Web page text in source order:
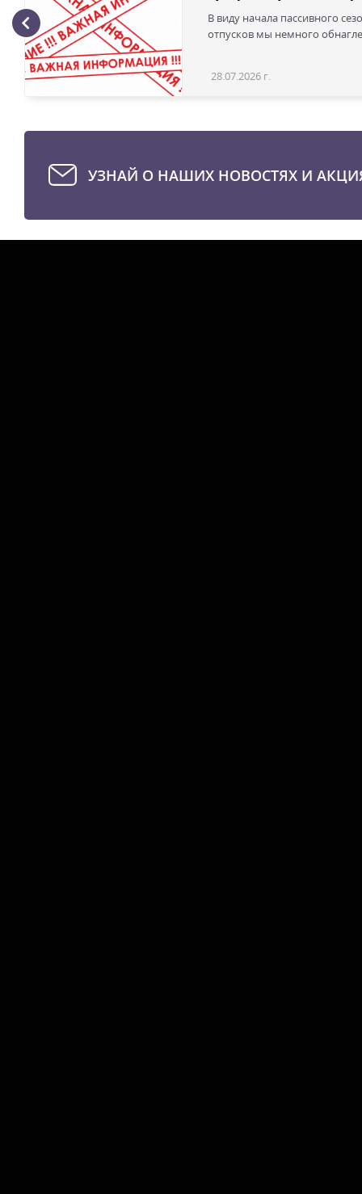
В виду начала пассивного
отпусков мы немного
28.07.2026 г.
УЗНАЙ О НАШИХ НОВОСТЯХ И